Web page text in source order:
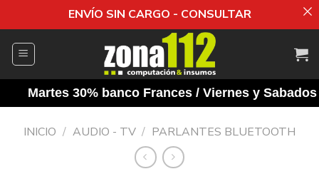
ENVÍO SIN CARGO - CONSULTAR
Martes 30% banco Frances / Viernes y
INICIO / AUDIO - TV / PARLANTES BLUETOOTH